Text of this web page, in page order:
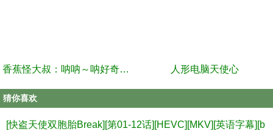
香蕉怪大叔：呐呐～呐好奇洞穴乐园 人形电脑天使心
猜你喜欢
[快盗天使双胞胎Break][第01-12话][HEVC][MKV][英语字幕][b